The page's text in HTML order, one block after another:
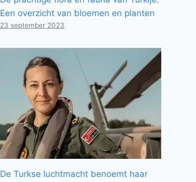
Een overzicht van bloemen en planten
23 september 2023
De Turkse luchtmacht benoemt haar